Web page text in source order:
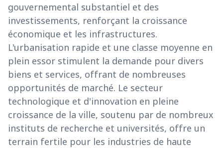
gouvernemental substantiel et des
investissements, renforçant la croissance
économique et les infrastructures.
L'urbanisation rapide et une classe moyenne en
plein essor stimulent la demande pour divers
biens et services, offrant de nombreuses
opportunités de marché. Le secteur
technologique et d'innovation en pleine
croissance de la ville, soutenu par de nombreux
instituts de recherche et universités, offre un
terrain fertile pour les industries de haute